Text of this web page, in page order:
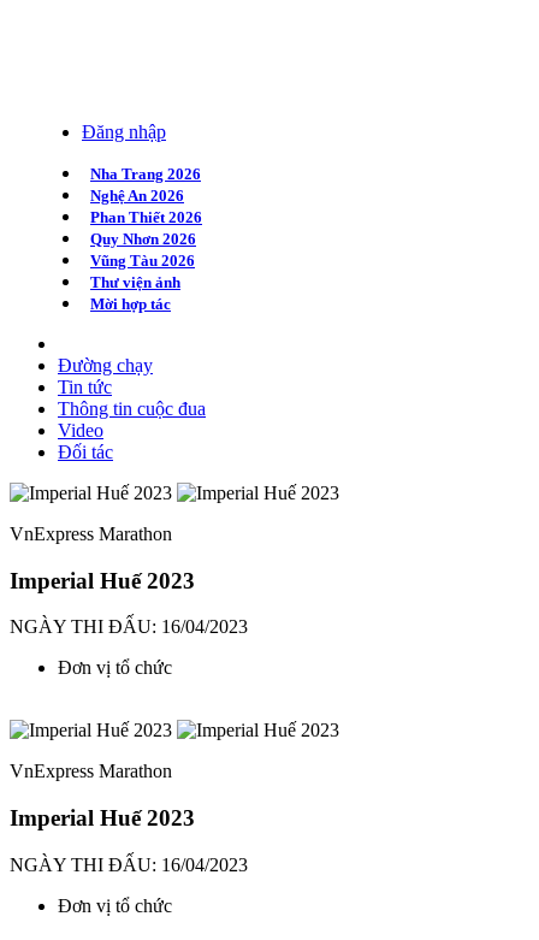
Đăng nhập
Nha Trang 2026
Nghệ An 2026
Phan Thiết 2026
Quy Nhơn 2026
Vũng Tàu 2026
Thư viện ảnh
Mời hợp tác
Đường chạy
Tin tức
Thông tin cuộc đua
Video
Đối tác
VnExpress Marathon
Imperial Huế 2023
NGÀY THI ĐẤU: 16/04/2023
Đơn vị tổ chức
VnExpress Marathon
Imperial Huế 2023
NGÀY THI ĐẤU: 16/04/2023
Đơn vị tổ chức